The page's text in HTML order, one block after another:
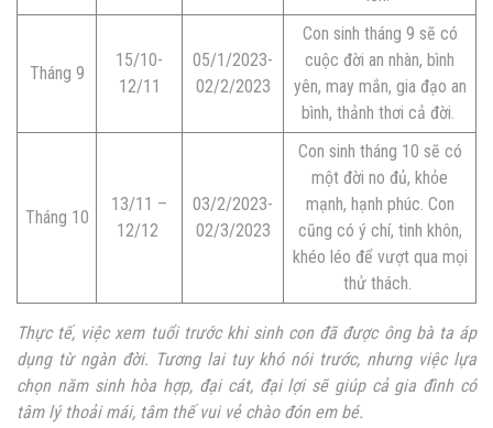
Tháng 9
15/10-
12/11
05/1/2023-
02/2/2023
Con sinh tháng 9 sẽ có
cuộc đời an nhàn, bình
yên, may mắn, gia đạo an
bình, thảnh thơi cả đời.
Tháng 10
13/11 –
12/12
03/2/2023-
02/3/2023
Con sinh tháng 10 sẽ có
một đời no đủ, khỏe
mạnh, hạnh phúc. Con
cũng có ý chí, tinh khôn,
khéo léo để vượt qua mọi
thử thách.
Thực tế, việc xem tuổi trước khi sinh con đã được ông bà ta áp
dụng từ ngàn đời. Tương lai tuy khó nói trước, nhưng việc lựa
chọn năm sinh hòa hợp, đại cát, đại lợi sẽ giúp cả gia đình có
tâm lý thoải mái, tâm thế vui vẻ chào đón em bé.